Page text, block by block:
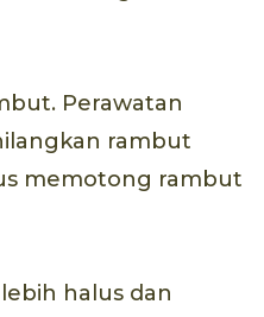
Perawatan
rambut
memotong rambut
halus dan